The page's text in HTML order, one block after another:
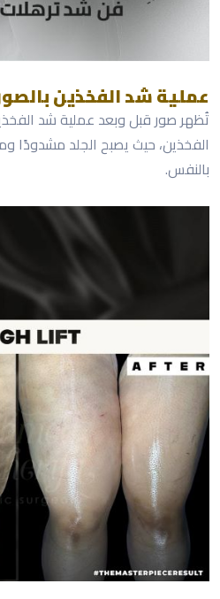
عملية شد الفخذين
تُظهر صور قبل وبعد عملية شد
الفخذين، حيث يصبح الجلد مشدودًا
بالنفس.